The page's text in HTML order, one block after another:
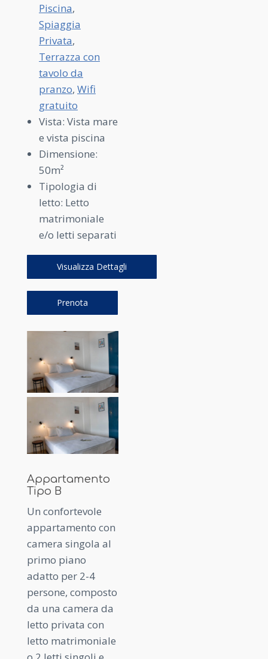
Piscina,
Spiaggia
Privata,
Terrazza con
tavolo da
pranzo, Wifi
gratuito
Vista: Vista mare
e vista piscina
Dimensione:
50m²
Tipologia di
letto: Letto
matrimoniale
e/o letti separati
Visualizza Dettagli
Prenota
Appartamento
Tipo B
Un confortevole
appartamento con
camera singola al
primo piano
adatto per 2-4
persone, composto
da una camera da
letto privata con
letto matrimoniale